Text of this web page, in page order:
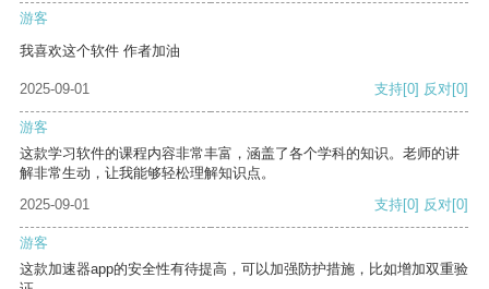
游客
我喜欢这个软件 作者加油
2025-09-01 支持[0] 反对[0]
游客
这款学习软件的课程内容非常丰富，涵盖了各个学科的知识。老师的讲
解非常生动，让我能够轻松理解知识点。
2025-09-01
支持[0] 反对[0]
游客
这款加速器app的安全性有待提高，可以加强防护措施，比如增加双重验